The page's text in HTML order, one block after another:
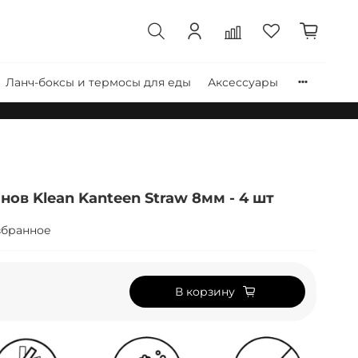
Ланч-боксы и термосы для еды Аксессуары
Klean Kanteen Straw 8мм - 4 шт
В корзину